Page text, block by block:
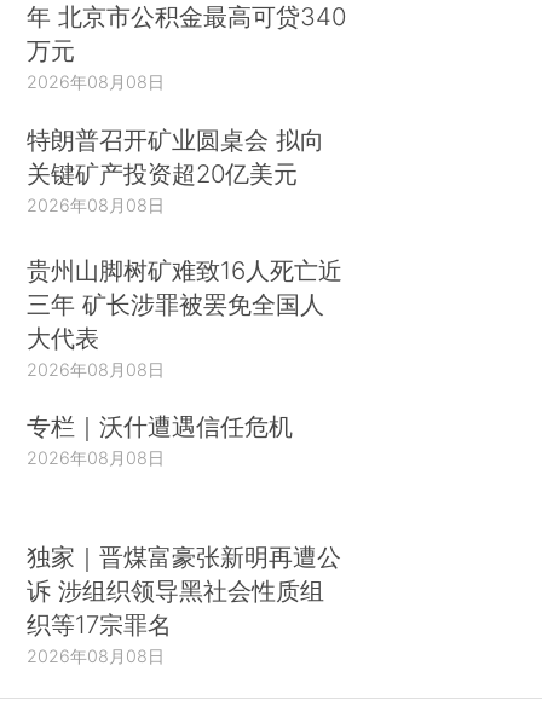
年 北京市公积金最高可贷340
万元
2026年08月08日
特朗普召开矿业圆桌会 拟向
关键矿产投资超20亿美元
2026年08月08日
贵州山脚树矿难致16人死亡近
三年 矿长涉罪被罢免全国人
大代表
2026年08月08日
专栏｜沃什遭遇信任危机
2026年08月08日
独家｜晋煤富豪张新明再遭公
诉 涉组织领导黑社会性质组
织等17宗罪名
2026年08月08日